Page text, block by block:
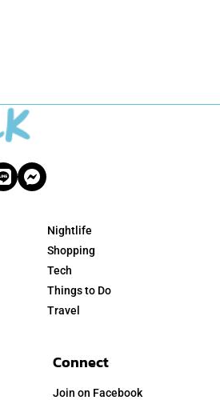
Nightlife
Shopping
Tech
Things to Do
Travel
Connect
Join on Facebook